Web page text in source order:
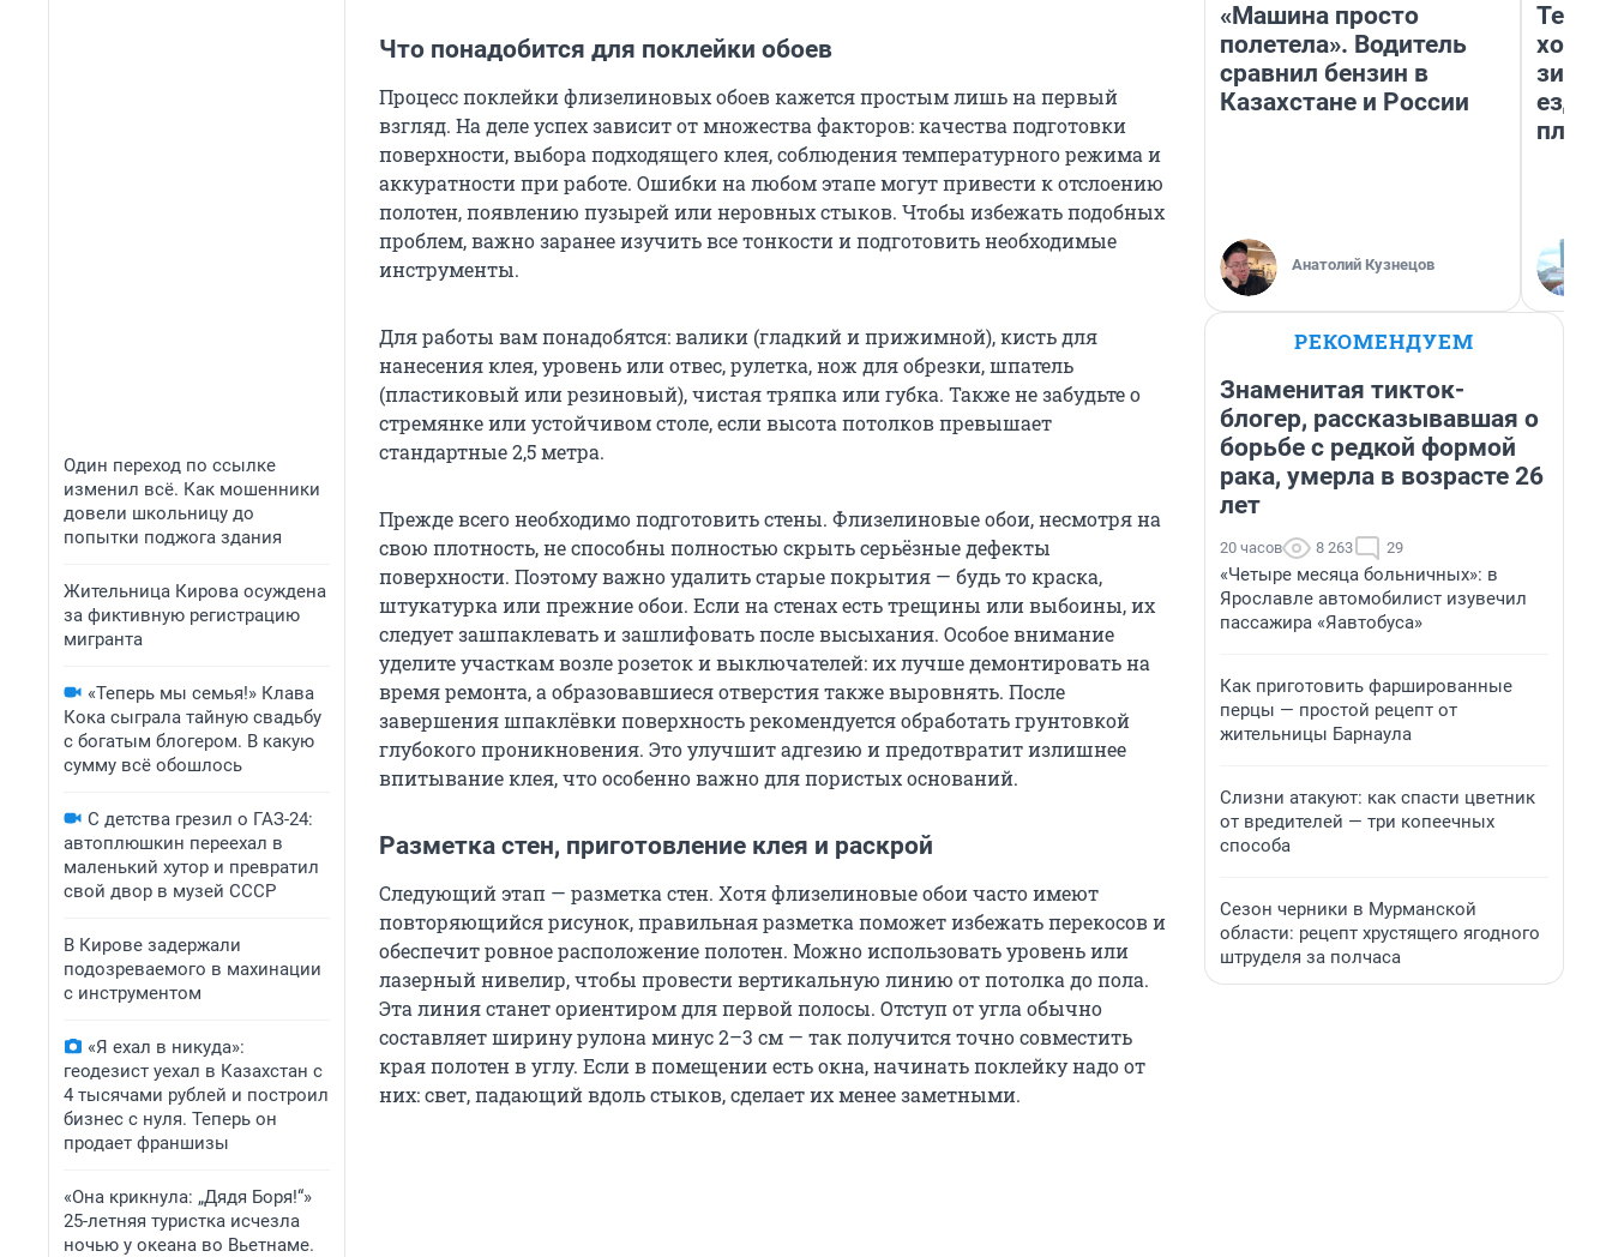
Один переход по ссылке
изменил всё. Как мошенники
довели школьницу до
попытки поджога здания
Жительница Кирова осуждена
за фиктивную регистрацию
мигранта
«Теперь мы семья!» Клава
Кока сыграла тайную свадьбу
с богатым блогером. В какую
сумму всё обошлось
С детства грезил о ГАЗ-24:
автоплюшкин переехал в
маленький хутор и превратил
свой двор в музей СССР
В Кирове задержали
подозреваемого в махинации
с инструментом
«Я ехал в никуда»:
геодезист уехал в Казахстан с
4 тысячами рублей и построил
бизнес с нуля. Теперь он
продает франшизы
«Она крикнула: „Дядя Боря!“»
25-летняя туристка исчезла
ночью у океана во Вьетнаме.
Что понадобится для поклейки обоев
Процесс поклейки флизелиновых обоев кажется простым лишь на первый
взгляд. На деле успех зависит от множества факторов: качества подготовки
поверхности, выбора подходящего клея, соблюдения температурного режима и
аккуратности при работе. Ошибки на любом этапе могут привести к отслоению
полотен, появлению пузырей или неровных стыков. Чтобы избежать подобных
проблем, важно заранее изучить все тонкости и подготовить необходимые
инструменты.
Для работы вам понадобятся: валики (гладкий и прижимной), кисть для
нанесения клея, уровень или отвес, рулетка, нож для обрезки, шпатель
(пластиковый или резиновый), чистая тряпка или губка. Также не забудьте о
стремянке или устойчивом столе, если высота потолков превышает
стандартные 2,5 метра.
Прежде всего необходимо подготовить стены. Флизелиновые обои, несмотря на
свою плотность, не способны полностью скрыть серьёзные дефекты
поверхности. Поэтому важно удалить старые покрытия — будь то краска,
штукатурка или прежние обои. Если на стенах есть трещины или выбоины, их
следует зашпаклевать и зашлифовать после высыхания. Особое внимание
уделите участкам возле розеток и выключателей: их лучше демонтировать на
время ремонта, а образовавшиеся отверстия также выровнять. После
завершения шпаклёвки поверхность рекомендуется обработать грунтовкой
глубокого проникновения. Это улучшит адгезию и предотвратит излишнее
впитывание клея, что особенно важно для пористых оснований.
Разметка стен, приготовление клея и раскрой
Следующий этап — разметка стен. Хотя флизелиновые обои часто имеют
повторяющийся рисунок, правильная разметка поможет избежать перекосов и
обеспечит ровное расположение полотен. Можно использовать уровень или
лазерный нивелир, чтобы провести вертикальную линию от потолка до пола.
Эта линия станет ориентиром для первой полосы. Отступ от угла обычно
составляет ширину рулона минус 2–3 см — так получится точно совместить
края полотен в углу. Если в помещении есть окна, начинать поклейку надо от
них: свет, падающий вдоль стыков, сделает их менее заметными.
«Машина просто
полетела». Водитель
сравнил бензин в
Казахстане и России
Анатолий Кузнецов
ездит
РЕКОМЕНДУЕМ
Знаменитая тикток-
блогер, рассказывавшая о
борьбе с редкой формой
рака, умерла в возрасте 26
лет
20 часов 8 263 29
«Четыре месяца больничных»: в
Ярославле автомобилист изувечил
пассажира «Яавтобуса»
Как приготовить фаршированные
перцы — простой рецепт от
жительницы Барнаула
Слизни атакуют: как спасти цветник
от вредителей — три копеечных
способа
Сезон черники в Мурманской
области: рецепт хрустящего ягодного
штруделя за полчаса